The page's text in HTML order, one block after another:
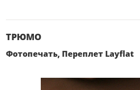
ТРЮМО
Фотопечать, Переплет Layflat